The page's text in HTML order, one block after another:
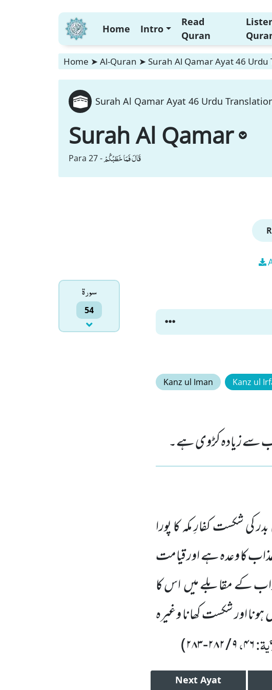
Home Intro
Read
Quran
Home ➤ Al-Quran ➤ Surah Al Qamar Ayat 46 Urdu
Surah Al Qamar Ayat 46 Urdu
Surah Al Qamar
Para 27 -قَالَ فَمَا خَطْبُكُمْ
سورۃ
54
Kanz ul Iman Kanz ul
سے زیادہ کڑوی ہے۔
کی شکست کفارِ مکہ کا پورا
کا وعدہ ہے اور قیامت
کے مقابلے میںاس کا
اور شکست کھانا وغیرہ
۴۶،۹/۲۸۲-۲۸۳)
Next Ayat